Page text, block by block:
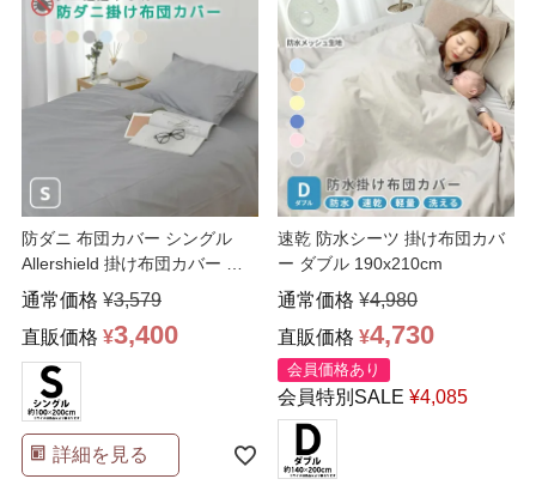
防ダニ 布団カバー シングル
Allershield 掛け布団カバー ダ
ニ、花粉…
通常価格 ¥3,579
直販価格 ¥3,400
詳細を見る
速乾 防水シーツ 掛け布団カバ
ー ダブル 190x210cm
通常価格 ¥4,980
直販価格 ¥4,730
会員価格あり
会員特別SALE ¥4,085